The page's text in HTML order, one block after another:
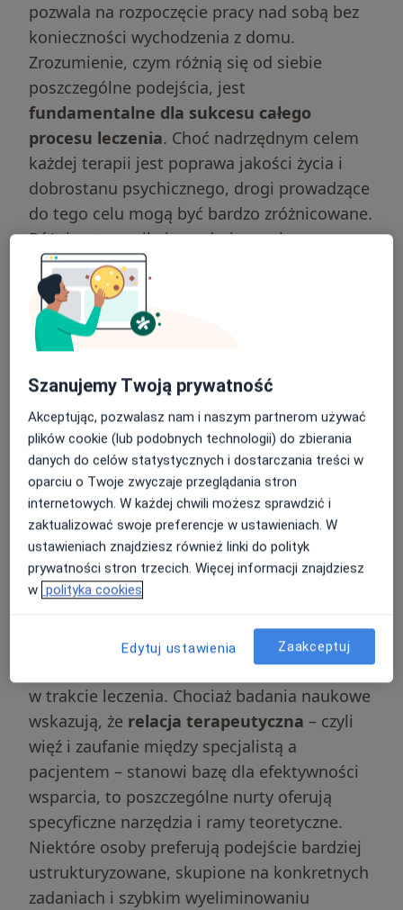
pozwala na rozpoczęcie pracy nad sobą bez
konieczności wychodzenia z domu.
Zrozumienie, czym różnią się od siebie
poszczególne podejścia, jest
fundamentalne dla sukcesu całego
procesu leczenia. Choć nadrzędnym celem
każdej terapii jest poprawa jakości życia i
dobrostanu psychicznego, drogi prowadzące
do tego celu mogą być bardzo zróżnicowane.
Różnice te wynikają z odmiennych
fundamentów teoretycznych, na których
opierają się poszczególne szkoły, oraz z
różnego rozumienia przyczyn powstawania
problemów psychicznych. Wybór
dopasowanie technik pracy do indywidualnej
struktury osobowości pacjenta oraz specyfiki
zgłaszanych przez niego objawów.
Dlaczego wybór nurtu
psychoterapii ma
znaczenie?
terapeutycznego wpływa na komfort
pacjenta oraz dynamikę zmian zachodzących
w trakcie leczenia. Chociaż badania naukowe
wskazują, że relacja terapeutyczna – czyli
więź i zaufanie między specjalistą a
pacjentem – stanowi bazę dla efektywności
wsparcia, to poszczególne nurty oferują
specyficzne narzędzia i ramy teoretyczne.
Niektóre osoby preferują podejście bardziej
ustrukturyzowane, skupione na konkretnych
zadaniach i szybkim wyeliminowaniu
Szanujemy Twoją prywatność
Akceptując, pozwalasz nam i naszym partnerom używać
plików cookie (lub podobnych technologii) do zbierania
danych do celów statystycznych i dostarczania treści w
oparciu o Twoje zwyczaje przeglądania stron
internetowych. W każdej chwili możesz sprawdzić i
zaktualizować swoje preferencje w ustawieniach. W
ustawieniach znajdziesz również linki do polityk
prywatności stron trzecich. Więcej informacji znajdziesz
w polityka cookies
Edytuj ustawienia Zaakceptuj